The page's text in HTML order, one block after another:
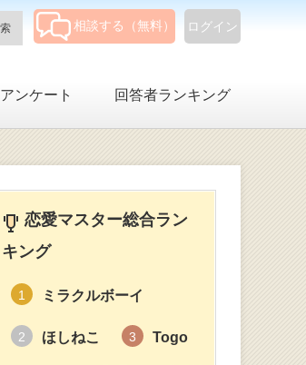
ログイン
相談する（無料）
アンケート 回答者ランキング
恋愛マスター総合ラン
キング
1 ミラクルボーイ
2 ほしねこ 3 Togo